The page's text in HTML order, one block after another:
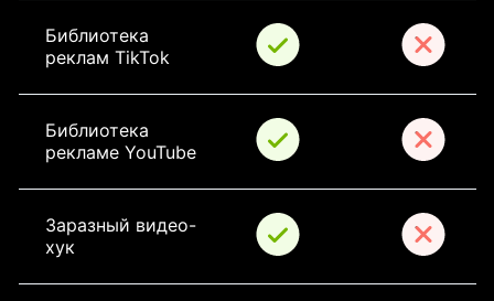
Библиотека
реклам TikTok
Библиотека
рекламе YouTube
Заразный видео-
хук